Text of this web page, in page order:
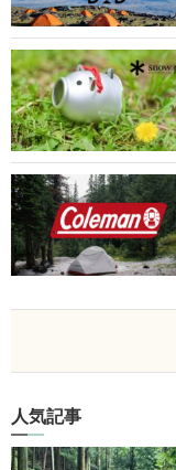
人気記事